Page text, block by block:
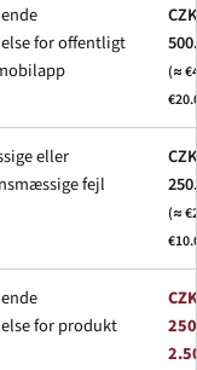
for offentligt
(≈
eller
fejl
(≈
for produkt
CZK